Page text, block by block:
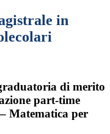
in
di merito
part-time
Matematica per